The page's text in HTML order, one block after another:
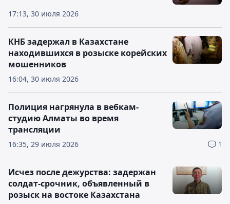
17:13, 30 июля 2026
16:04, 30 июля 2026
КНБ задержал в Казахстане
находившихся в розыске корейских
мошенников
16:35, 29 июля 2026 1
Полиция нагрянула в вебкам-
студию Алматы во время
трансляции
Исчез после дежурства: задержан
солдат-срочник, объявленный в
розыск на востоке Казахстана